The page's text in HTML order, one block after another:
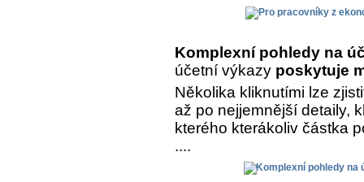
Komplexní pohledy na
účetní výkazy poskytuje
Několika kliknutími lze
až po nejjemnější detaily,
kterého kterákoliv částka
....